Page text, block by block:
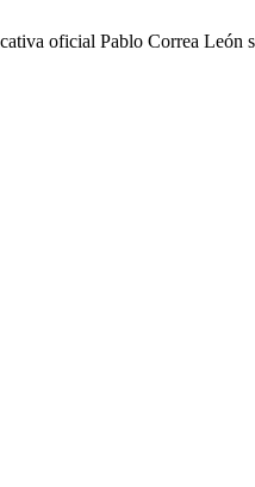
oficial Pablo Correa León